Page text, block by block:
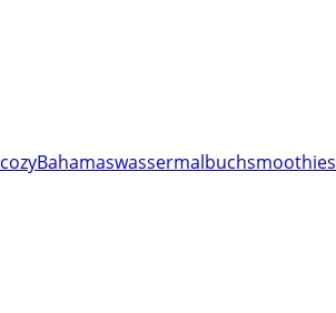
cozyBahamaswassermalbuchsmoothies